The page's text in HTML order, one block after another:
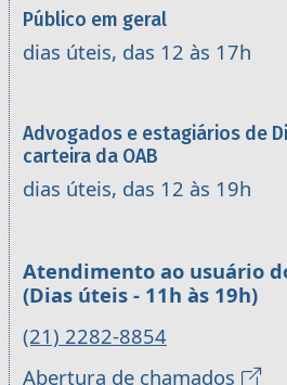
Público em geral
dias úteis, das 12 às 17h
Advogados e estagiários de
carteira da OAB
dias úteis, das 12 às 19h
Atendimento ao usuário
(Dias úteis - 11h às 19h)
(21) 2282-8854
Abertura de chamados